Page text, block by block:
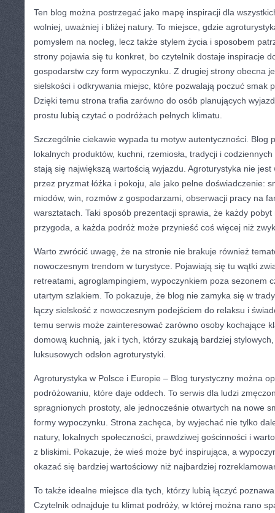
Ten blog można postrzegać jako mapę inspiracji dla
wolniej, uważniej i bliżej natury. To miejsce, gdzie
pomysłem na nocleg, lecz także stylem życia i sposobem
strony pojawia się tu konkret, bo czytelnik dostaje inspiracje
gospodarstw czy form wypoczynku. Z drugiej strony obecna
sielskości i odkrywania miejsc, które pozwalają poczuć smak
Dzięki temu strona trafia zarówno do osób planujących
prostu lubią czytać o podróżach pełnych klimatu.
Szczególnie ciekawie wypada tu motyw autentyczności. Blog
lokalnych produktów, kuchni, rzemiosła, tradycji i
stają się największą wartością wyjazdu. Agroturystyka nie jest
przez pryzmat łóżka i pokoju, ale jako pełne doświadczenie:
miodów, win, rozmów z gospodarzami, obserwacji pracy na
warsztatach. Taki sposób prezentacji sprawia, że każdy pobyt
przygoda, a każda podróż może przynieść coś więcej niż
Warto zwrócić uwagę, że na stronie nie brakuje również
nowoczesnym trendom w turystyce. Pojawiają się tu wątki
retreatami, agroglampingiem, wypoczynkiem poza sezonem
utartym szlakiem. To pokazuje, że blog nie zamyka się w
łączy sielskość z nowoczesnym podejściem do relaksu i
temu serwis może zainteresować zarówno osoby kochające
domową kuchnią, jak i tych, którzy szukają bardziej
luksusowych odsłon agroturystyki.
Agroturystyka w Polsce i Europie – Blog turystyczny można
podróżowaniu, które daje oddech. To serwis dla ludzi
spragnionych prostoty, ale jednocześnie otwartych na nowe
formy wypoczynku. Strona zachęca, by wyjechać nie tylko
natury, lokalnych społeczności, prawdziwej gościnności i
z bliskimi. Pokazuje, że wieś może być inspirująca, a
okazać się bardziej wartościowy niż najbardziej
To także idealne miejsce dla tych, którzy lubią łączyć
Czytelnik odnajduje tu klimat podróży, w której można rano